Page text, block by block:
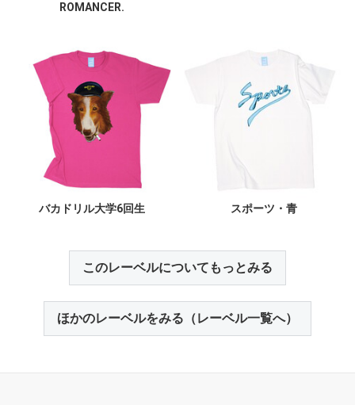
ROMANCER.
バカドリル大学6回生 スポーツ・青
このレーベルについてもっとみる
ほかのレーベルをみる（レーベル一覧へ）